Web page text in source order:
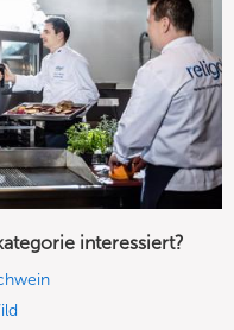
interessiert?